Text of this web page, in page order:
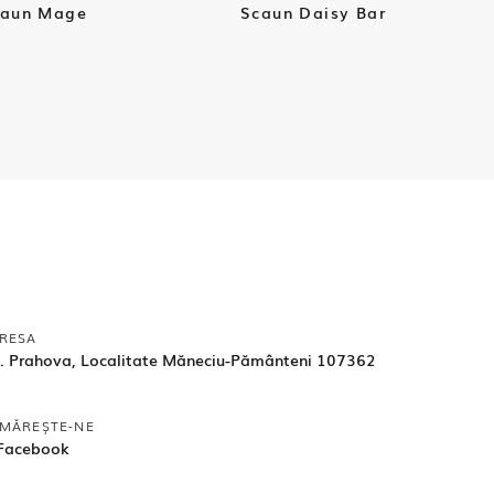
Mage Scaun Daisy Bar
Prahova, Localitate Măneciu-Pământeni 107362
NE